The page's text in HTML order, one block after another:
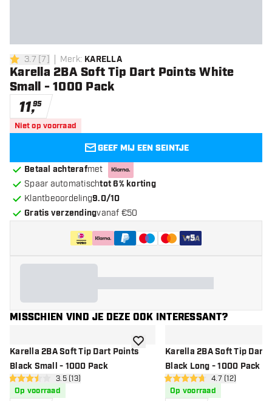
3.7 score sterren
3.7 [7] Merk: KARELLA
Karella 2BA Soft Tip Dart Points White
Small - 1000 Pack
11,95
Niet op voorraad
GEEF MIJ EEN SEINTJE
Betaal achterafmet
Spaar automatischtot 6% korting
Klantbeoordeling9.0/10
Gratis verzendingvanaf €50
+5
MISSCHIEN VIND JE DEZE OOK INTERESSANT?
Karella 2BA Soft Tip Dart Points
Black Small - 1000 Pack
open reviews drawer
3.5 score sterren3.5 (13)
Op voorraad
toevoegen aan verlanglijst
Karella 2BA Soft Tip Dart
Black Long - 1000 Pack
open reviews
4.7 score sterren4.7 (12)
Op voorraad